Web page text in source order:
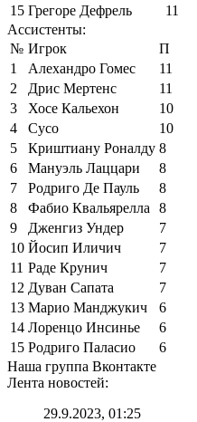
15 Грегоре Дефрель
11
Ассистенты:
№ Игрок
П
1
Алехандро Гомес
11
2
Дрис Мертенс
11
3
Хосе Кальехон
10
4
Сусо
10
5
Криштиану Роналду 8
6
Мануэль Лаццари
8
7
Родриго Де Пауль
8
8
Фабио Квальярелла
8
9
Дженгиз Ундер
7
10 Йосип Иличич
7
11 Раде Крунич
7
12 Дуван Сапата
7
13 Марио Манджукич
6
14 Лоренцо Инсинье
6
15 Родриго Паласио
6
Наша группа Вконтакте
Лента новостей:
29.9.2023, 01:25